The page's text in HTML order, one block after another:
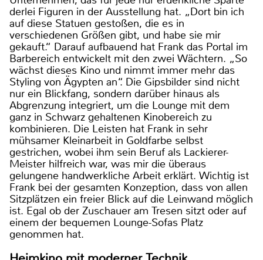
derlei Figuren in der Ausstellung hat. „Dort bin ich
auf diese Statuen gestoßen, die es in
verschiedenen Größen gibt, und habe sie mir
gekauft.“ Darauf aufbauend hat Frank das Portal im
Barbereich entwickelt mit den zwei Wächtern. „So
wächst dieses Kino und nimmt immer mehr das
Styling von Ägypten an“. Die Gipsbilder sind nicht
nur ein Blickfang, sondern darüber hinaus als
Abgrenzung integriert, um die Lounge mit dem
ganz in Schwarz gehaltenen Kinobereich zu
kombinieren. Die Leisten hat Frank in sehr
mühsamer Kleinarbeit in Goldfarbe selbst
gestrichen, wobei ihm sein Beruf als Lackierer-
Meister hilfreich war, was mir die überaus
gelungene handwerkliche Arbeit erklärt. Wichtig ist
Frank bei der gesamten Konzeption, dass von allen
Sitzplätzen ein freier Blick auf die Leinwand möglich
ist. Egal ob der Zuschauer am Tresen sitzt oder auf
einem der bequemen Lounge-Sofas Platz
genommen hat.